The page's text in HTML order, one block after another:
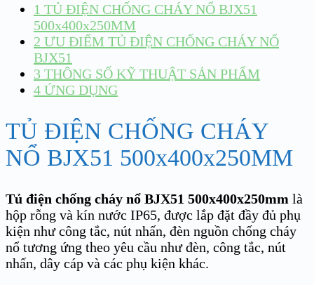
1 TỦ ĐIỆN CHỐNG CHÁY NỔ BJX51
500x400x250MM
2 ƯU ĐIỂM TỦ ĐIỆN CHỐNG CHÁY NỔ
BJX51
3 THÔNG SỐ KỸ THUẬT SẢN PHẨM
4 ỨNG DỤNG
TỦ ĐIỆN CHỐNG CHÁY
NỔ BJX51 500x400x250MM
Tủ điện chống cháy nổ BJX51 500x400x250mm là
hộp rỗng và kín nước IP65, được lắp đặt đầy đủ phụ
kiện như công tắc, nút nhấn, đèn nguồn chống cháy
nổ tương ứng theo yêu cầu như đèn, công tắc, nút
nhấn, dây cáp và các phụ kiện khác.